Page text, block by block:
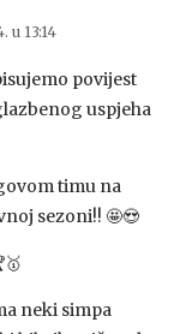
u 13:14
povijest
uspjeha
timu na
sezoni!! 🤩😍
neki simpa